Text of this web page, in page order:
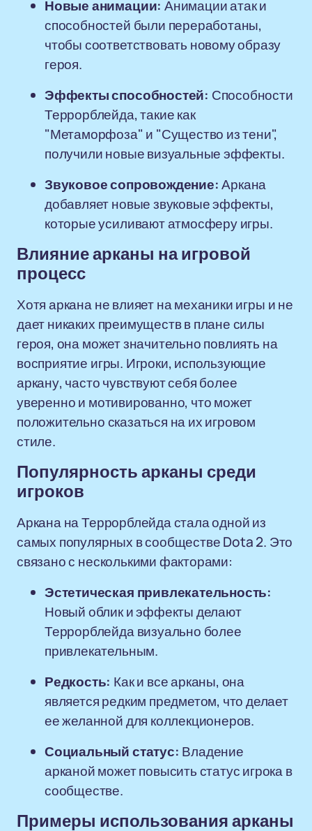
Новые анимации: Анимации атак и
способностей были переработаны,
чтобы соответствовать новому образу
героя.
Эффекты способностей: Способности
Террорблейда, такие как
"Метаморфоза" и "Существо из тени",
получили новые визуальные эффекты.
Звуковое сопровождение:Аркана
добавляет новые звуковые эффекты,
которые усиливают атмосферу игры.
Влияние арканы на игровой
процесс
Хотя аркана не влияет на механики игры и не
дает никаких преимуществ в плане силы
героя, она может значительно повлиять на
восприятие игры. Игроки, использующие
аркану, часто чувствуют себя более
уверенно и мотивированно, что может
положительно сказаться на их игровом
стиле.
Популярность арканы среди
игроков
Аркана на Террорблейда стала одной из
самых популярных в сообществе Dota 2. Это
связано с несколькими факторами:
Эстетическая привлекательность:
Новый облик и эффекты делают
Террорблейда визуально более
привлекательным.
Редкость: Как и все арканы, она
является редким предметом, что делает
ее желанной для коллекционеров.
Социальный статус: Владение
арканой может повысить статус игрока в
сообществе.
Примеры использования арканы